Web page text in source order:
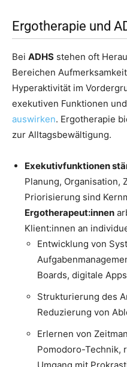
Ergotherapie und
Bei ADHS stehen oft
Bereichen
Hyperaktivität im
exekutiven Funktionen
auswirken. Ergotherapie
zur Alltagsbewältigung.
Exekutivfunktionen
Planung, Organisation,
Priorisierung sind
Ergotherapeut:innen
Klient:innen an
Entwicklung von
Boards, digitale
Strukturierung des
Reduzierung von
Erlernen von
Pomodoro-Technik,